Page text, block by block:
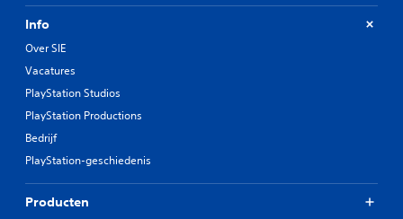
Info
Over SIE
Vacatures
PlayStation Studios
PlayStation Productions
Bedrijf
PlayStation-geschiedenis
Producten